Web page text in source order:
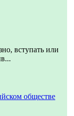
вступать или
обществе